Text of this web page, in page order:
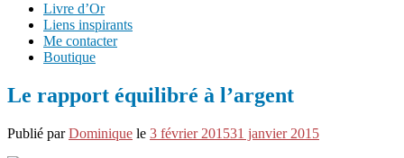
Livre d’Or
Liens inspirants
Me contacter
Boutique
Le rapport équilibré à l’argent
Publié parDominique le 3 février 201531 janvier 2015